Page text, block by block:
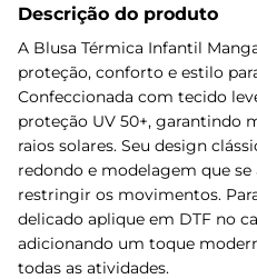
Descrição do produto
A Blusa Térmica Infantil
proteção, conforto e estilo
Confeccionada com tecido
proteção UV 50+, garantindo
raios solares. Seu design
redondo e modelagem que
restringir os movimentos.
delicado aplique em DTF no
adicionando um toque
todas as atividades.